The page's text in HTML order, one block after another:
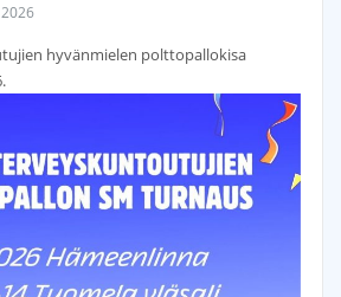
hyvänmielen polttopallokisa